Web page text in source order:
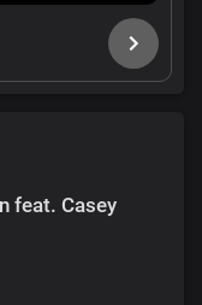
feat. Casey